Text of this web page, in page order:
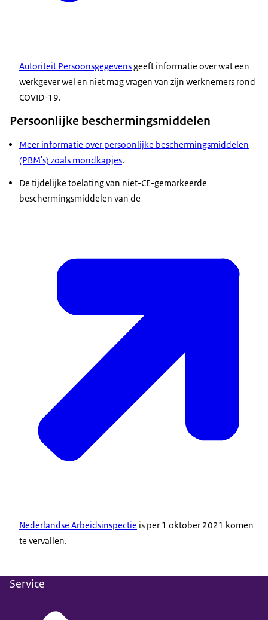
Autoriteit Persoonsgegevensgeeft informatie over wat een
werkgever wel en niet mag vragen van zijn werknemers rond
COVID-19.
Persoonlijke beschermingsmiddelen
Meer informatie over persoonlijke beschermingsmiddelen
(PBM's) zoals mondkapjes.
De tijdelijke toelating van niet-CE-gemarkeerde
beschermingsmiddelen van de
Nederlandse Arbeidsinspectie is per 1 oktober 2021 komen
te vervallen.
Service